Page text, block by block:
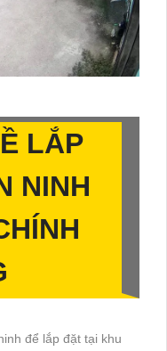
LẮP
NINH
để lắp đặt tại khu